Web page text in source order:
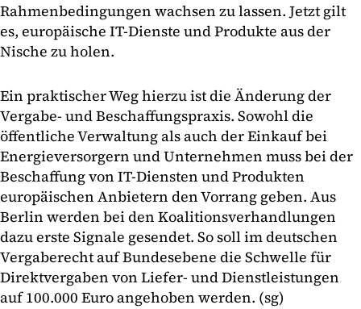
Rahmenbedingungen wachsen zu lassen. Jetzt gilt
es, europäische IT-Dienste und Produkte aus der
Nische zu holen.
Ein praktischer Weg hierzu ist die Änderung der
Vergabe- und Beschaffungspraxis. Sowohl die
öffentliche Verwaltung als auch der Einkauf bei
Energieversorgern und Unternehmen muss bei der
Beschaffung von IT-Diensten und Produkten
europäischen Anbietern den Vorrang geben. Aus
Berlin werden bei den Koalitionsverhandlungen
dazu erste Signale gesendet. So soll im deutschen
Vergaberecht auf Bundesebene die Schwelle für
Direktvergaben von Liefer- und Dienstleistungen
auf 100.000 Euro angehoben werden. (sg)